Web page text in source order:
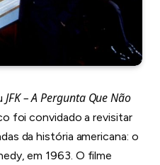
JFK – A Pergunta Que Não
foi convidado a revisitar
da história americana: o
em 1963. O filme